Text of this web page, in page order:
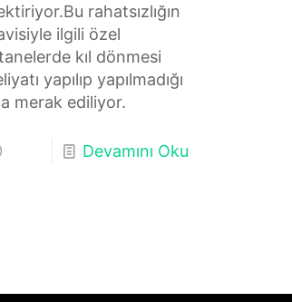
rahatsızlığın
ilgili özel
kıl dönmesi
yapılıp yapılmadığı
merak ediliyor.
Devamını Oku